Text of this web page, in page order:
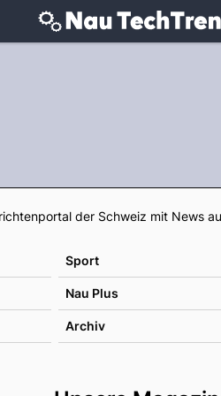
techtrends.NAU.ch
der Schweiz mit News
Sport
Nau Plus
Archiv